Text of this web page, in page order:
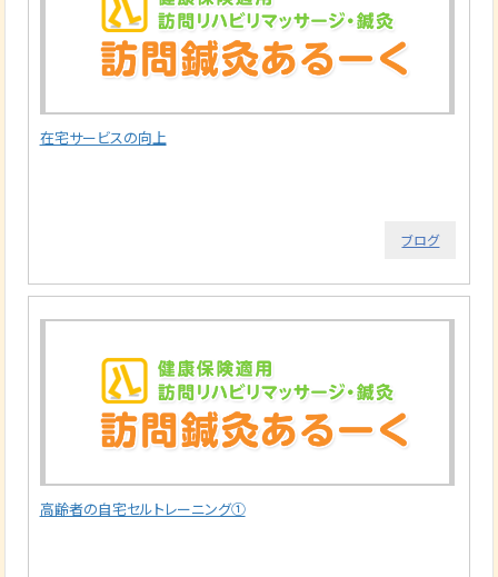
在宅サービスの向上
ブログ
高齢者の自宅セルトレーニング①